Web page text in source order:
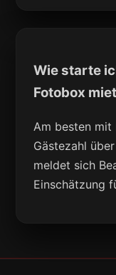
Wie starte
Fotobox
Am besten mit
Gästezahl
meldet sich
Einschätzung